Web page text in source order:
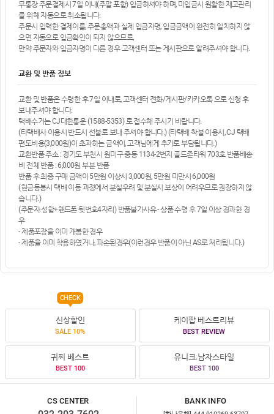
무통장 주문결제시 7일 이내(주말 포함) 입금하셔야 하며, 미입금시 원활한 재고관리
를 위해 자동으로 취소됩니다.
주문시 입력한 결제이름, 주문총액과 실제 입금자명, 입금금액이 완전히 일치하지 않
으면 자동으로 입금확인이 되지 않으므로,
만약 주문자와 입금자명이 다른 경우 고객센터 또는 게시판으로 알려주셔야 합니다.
교환 및 반품 정보
교환 및 반품은 수령한 후 7일 이내로, 고객센터 전화/게시판/카카오톡 으로 신청 후
보내주셔야 합니다.
택배수거는 CJ대한통운 (1588-5353) 로 접수해 주시기 바랍니다.
(타택배사 이용시 반드시 선불로 보내 주셔야 합니다.) (타택배 착불 이용시, CJ 택배
편도비용(3,000원)이 초과하는 금액이, 고객님에게 추가로 부담됩니다.)
교환반품 주소 : 경기도 부천시 원미구 중동 1134-2번지 골드존타워 703호 반품배송
비 전체 반품 : 6,000원 부분 반품
반품 후 최종 구매 금액이 5만원 이상시 3,000원, 5만원 미만시 6,000원
(현금동봉시 택배 이동 과정에서 분실우려 및 분실시 보상이 어려우므로 권장하지 않
습니다.)
(주문자 성함+핸드폰 뒷번호4자리) 반품불가사유 - 상품 수령 후 7일 이상 경과한 경
우
- 제품포장을 이미 개봉한 경우
- 제품을 이미 착용하였거나, 파손된경우(이런경우 반품이 아닌 AS로 처리됩니다.)
신상할인
SALE 10%
CHECK
케이팝 베스트리뷰
BEST REVIEW
귀찌 베스트
BEST 100
유니크.남자스타일
BEST 100
CS CENTER BANK INFO